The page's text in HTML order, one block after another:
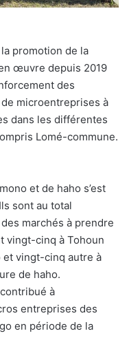
promotion de la
œuvre depuis 2019
des
microentreprises à
dans les différentes
Lomé-commune.
et de haho s’est
sont au total
marchés à prendre
vingt-cinq à Tohoun
et vingt-cinq autre à
de haho.
à
entreprises des
en période de la